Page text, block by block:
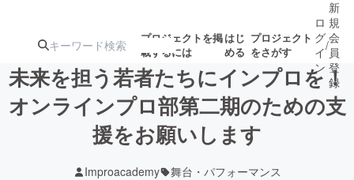
プロジェクトを掲
載するには
はじ
める
プロジェクト
をさがす
注目のリ 注目の新着プロ
ジェクト
募集終了が近いプ
ロ
グ
イ
ン
/
新
規
会
員
登
録
未来を担う若者たちにインプロを！
オンラインプロ部第二期のための支
援をお願いします
Improacademy 舞台・パフォーマンス